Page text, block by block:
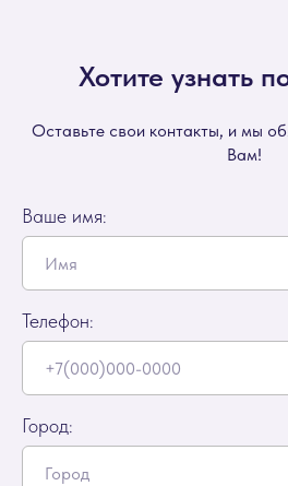
Хотите узнать
Оставьте свои контакты, и мы
Вам!
Ваше имя:
Телефон:
Город: